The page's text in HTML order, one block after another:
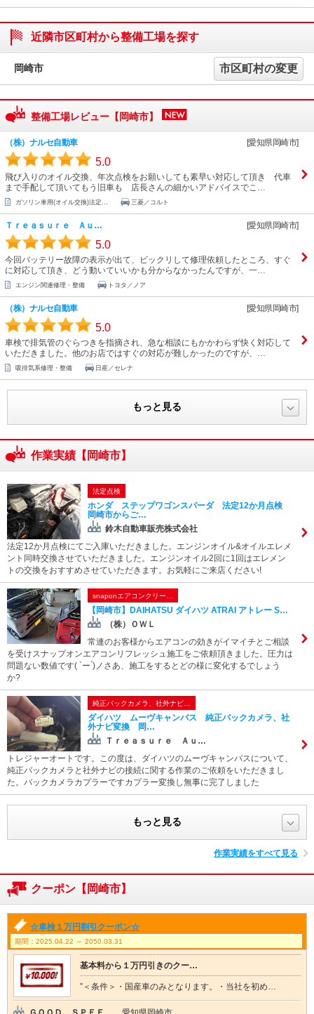
近隣市区町村から整備工場を探す
岡崎市 市区町村の変更
整備工場レビュー【岡崎市】
（株）ナルセ自動車 [愛知県岡崎市]
5.0
飛び入りのオイル交換、年次点検をお願いしても素早い対応して頂き 代車
まで手配して頂いてもう旧車も 店長さんの細かいアドバイスでこ…
ガソリン車用(オイル交換)法定... 三菱／コルト
Ｔｒｅａｓｕｒｅ Ａｕ… [愛知県岡崎市]
5.0
今回バッテリー故障の表示が出て、ビックリして修理依頼したところ、すぐ
に対応して頂き、どう動いていいかも分からなかったんですが、一…
エンジン関連修理・整備 トヨタ／ノア
（株）ナルセ自動車 [愛知県岡崎市]
5.0
車検で排気管のぐらつきを指摘され、急な相談にもかかわらず快く対応して
いただきました。他のお店ではすぐの対応が難しかったのですが、…
吸排気系修理・整備 日産／セレナ
もっと見る
作業実績【岡崎市】
法定点検
ホンダ ステップワゴンスパーダ 法定12か月点検
岡崎市からご…
鈴木自動車販売株式会社
法定12か月点検にてご入庫いただきました。エンジンオイル&オイルエレメ
ント同時交換させていただきました。エンジンオイル2回に1回はエレメン
トの交換をおすすめさせていただきます。お気軽にご来店ください!
snaponエアコンクリー…
【岡崎市】DAIHATSU ダイハツ ATRAI アトレー S…
（株）ＯＷＬ
常連のお客様からエアコンの効きがイマイチとご相談
を受けスナップオンエアコンリフレッシュ施工をご依頼頂きました。圧力は
問題ない数値です( `ー ́)ノさあ、施工をするとどの様に変化するでしょう
か?
純正バックカメラ、社外ナビ…
ダイハツ ムーヴキャンバス 純正バックカメラ、社
外ナビ変換 岡…
Ｔｒｅａｓｕｒｅ Ａｕ…
トレジャーオートです。この度は、ダイハツのムーヴキャンバスについて、
純正バックカメラと社外ナビの接続に関する作業のご依頼をいただきまし
た。バックカメラカプラーですカプラー変換し無事に完了しました
もっと見る
作業実績をすべて見る
クーポン【岡崎市】
☆車検１万円割引クーポン☆
期間：2025.04.22 ～ 2050.03.31
基本料から１万円引きのクー…
”＜条件＞・国産車のみとなります。・当社を初め…